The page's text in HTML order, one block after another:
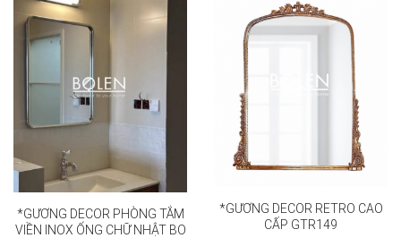
*GƯƠNG DECOR PHÒNG TẮM
VIỀN INOX ỐNG CHỮ NHẬT BO
*GƯƠNG DECOR RETRO CAO
CẤP GTR149